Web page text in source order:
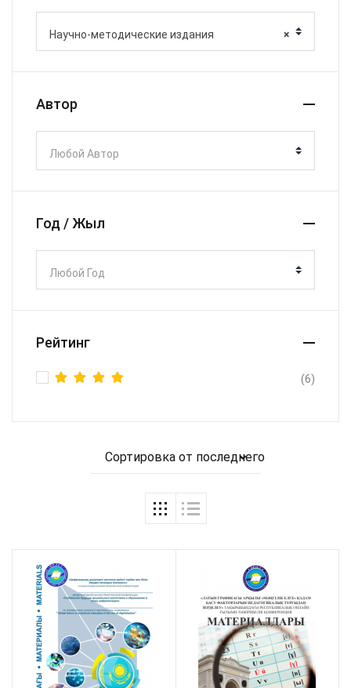
Сортировка от последнего
×
Научно-методические издания
Автор
Любой Автор
Год / Жыл
Любой Год
Рейтинг
(6)